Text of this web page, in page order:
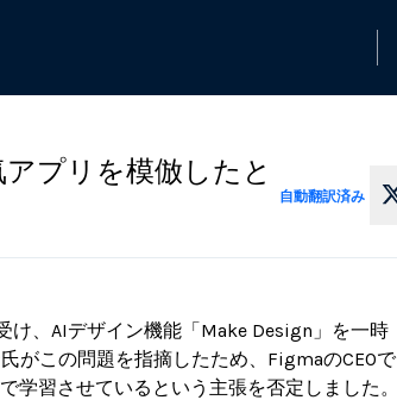
プリを模倣したと
自動翻訳済み
、AIデザイン機能「Make Design」を一時
がこの問題を指摘したため、FigmaのCEOで
学習させているという主張を否定しました。